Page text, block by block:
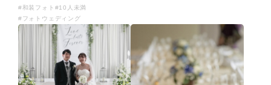
#和装フォト #10人未満
#フォトウェディング